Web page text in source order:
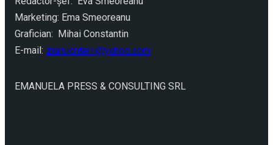
Marketing: Ema Smeoreanu
Grafician: Mihai Constantin
E-mail: ziarulcriterii@yahoo.com
EMANUELA PRESS & CONSULTING SRL